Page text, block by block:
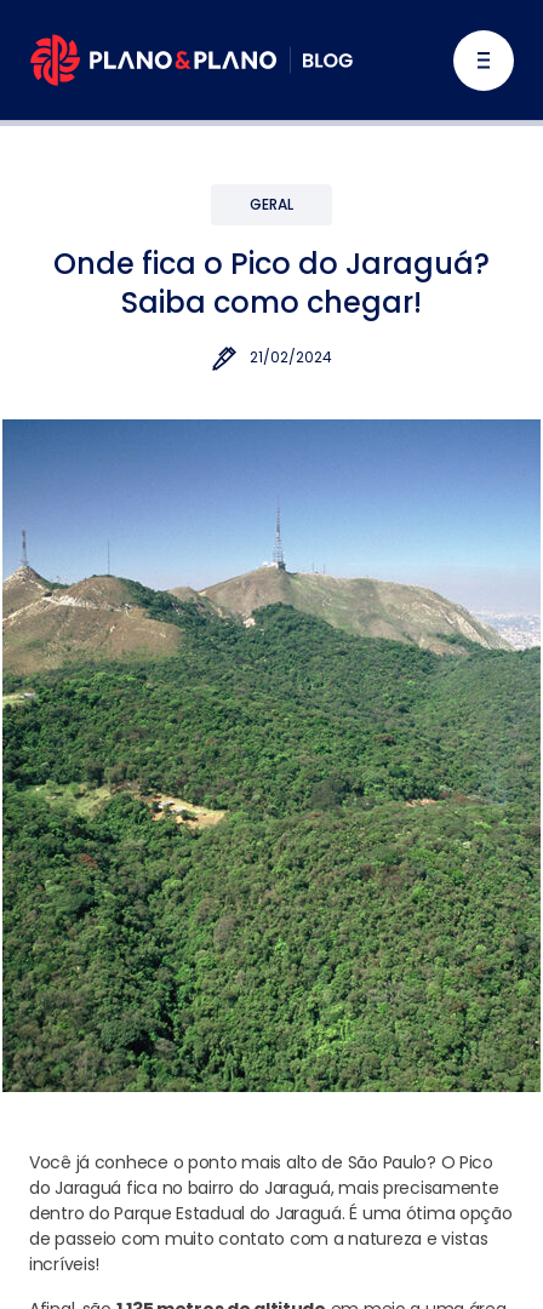
GERAL
Onde fica o Pico do Jaraguá?
Saiba como chegar!
21/02/2024
Você já conhece o ponto mais alto de São Paulo? O Pico
do Jaraguá fica no bairro do Jaraguá, mais precisamente
dentro do Parque Estadual do Jaraguá. É uma ótima opção
de passeio com muito contato com a natureza e vistas
incríveis!